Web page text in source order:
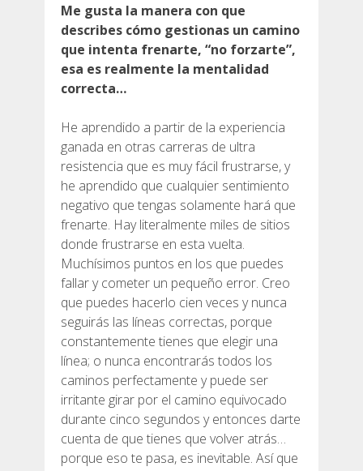
Me gusta la manera con que
describes cómo gestionas un camino
que intenta frenarte, “no forzarte”,
esa es realmente la mentalidad
correcta…
He aprendido a partir de la experiencia
ganada en otras carreras de ultra
resistencia que es muy fácil frustrarse, y
he aprendido que cualquier sentimiento
negativo que tengas solamente hará que
frenarte. Hay literalmente miles de sitios
donde frustrarse en esta vuelta.
Muchísimos puntos en los que puedes
fallar y cometer un pequeño error. Creo
que puedes hacerlo cien veces y nunca
seguirás las líneas correctas, porque
constantemente tienes que elegir una
línea; o nunca encontrarás todos los
caminos perfectamente y puede ser
irritante girar por el camino equivocado
durante cinco segundos y entonces darte
cuenta de que tienes que volver atrás…
porque eso te pasa, es inevitable. Así que